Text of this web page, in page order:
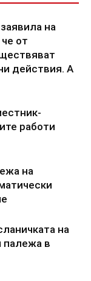
на
от
действия. А
работи
на
на
палежа в